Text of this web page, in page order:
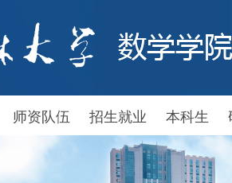
师资队伍 招生就业 本科生